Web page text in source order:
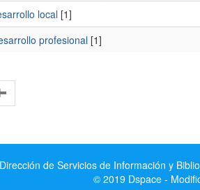
local[1]
profesional[1]
Dirección de Servicios de Información y
© 2019 Dspace -